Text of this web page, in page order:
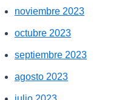
noviembre 2023
octubre 2023
septiembre 2023
agosto 2023